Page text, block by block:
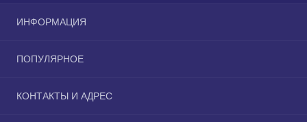
ИНФОРМАЦИЯ
Сотрудничество
Производители
ПОПУЛЯРНОЕ
Насосы для бассейнов
КОНТАКТЫ И АДРЕС